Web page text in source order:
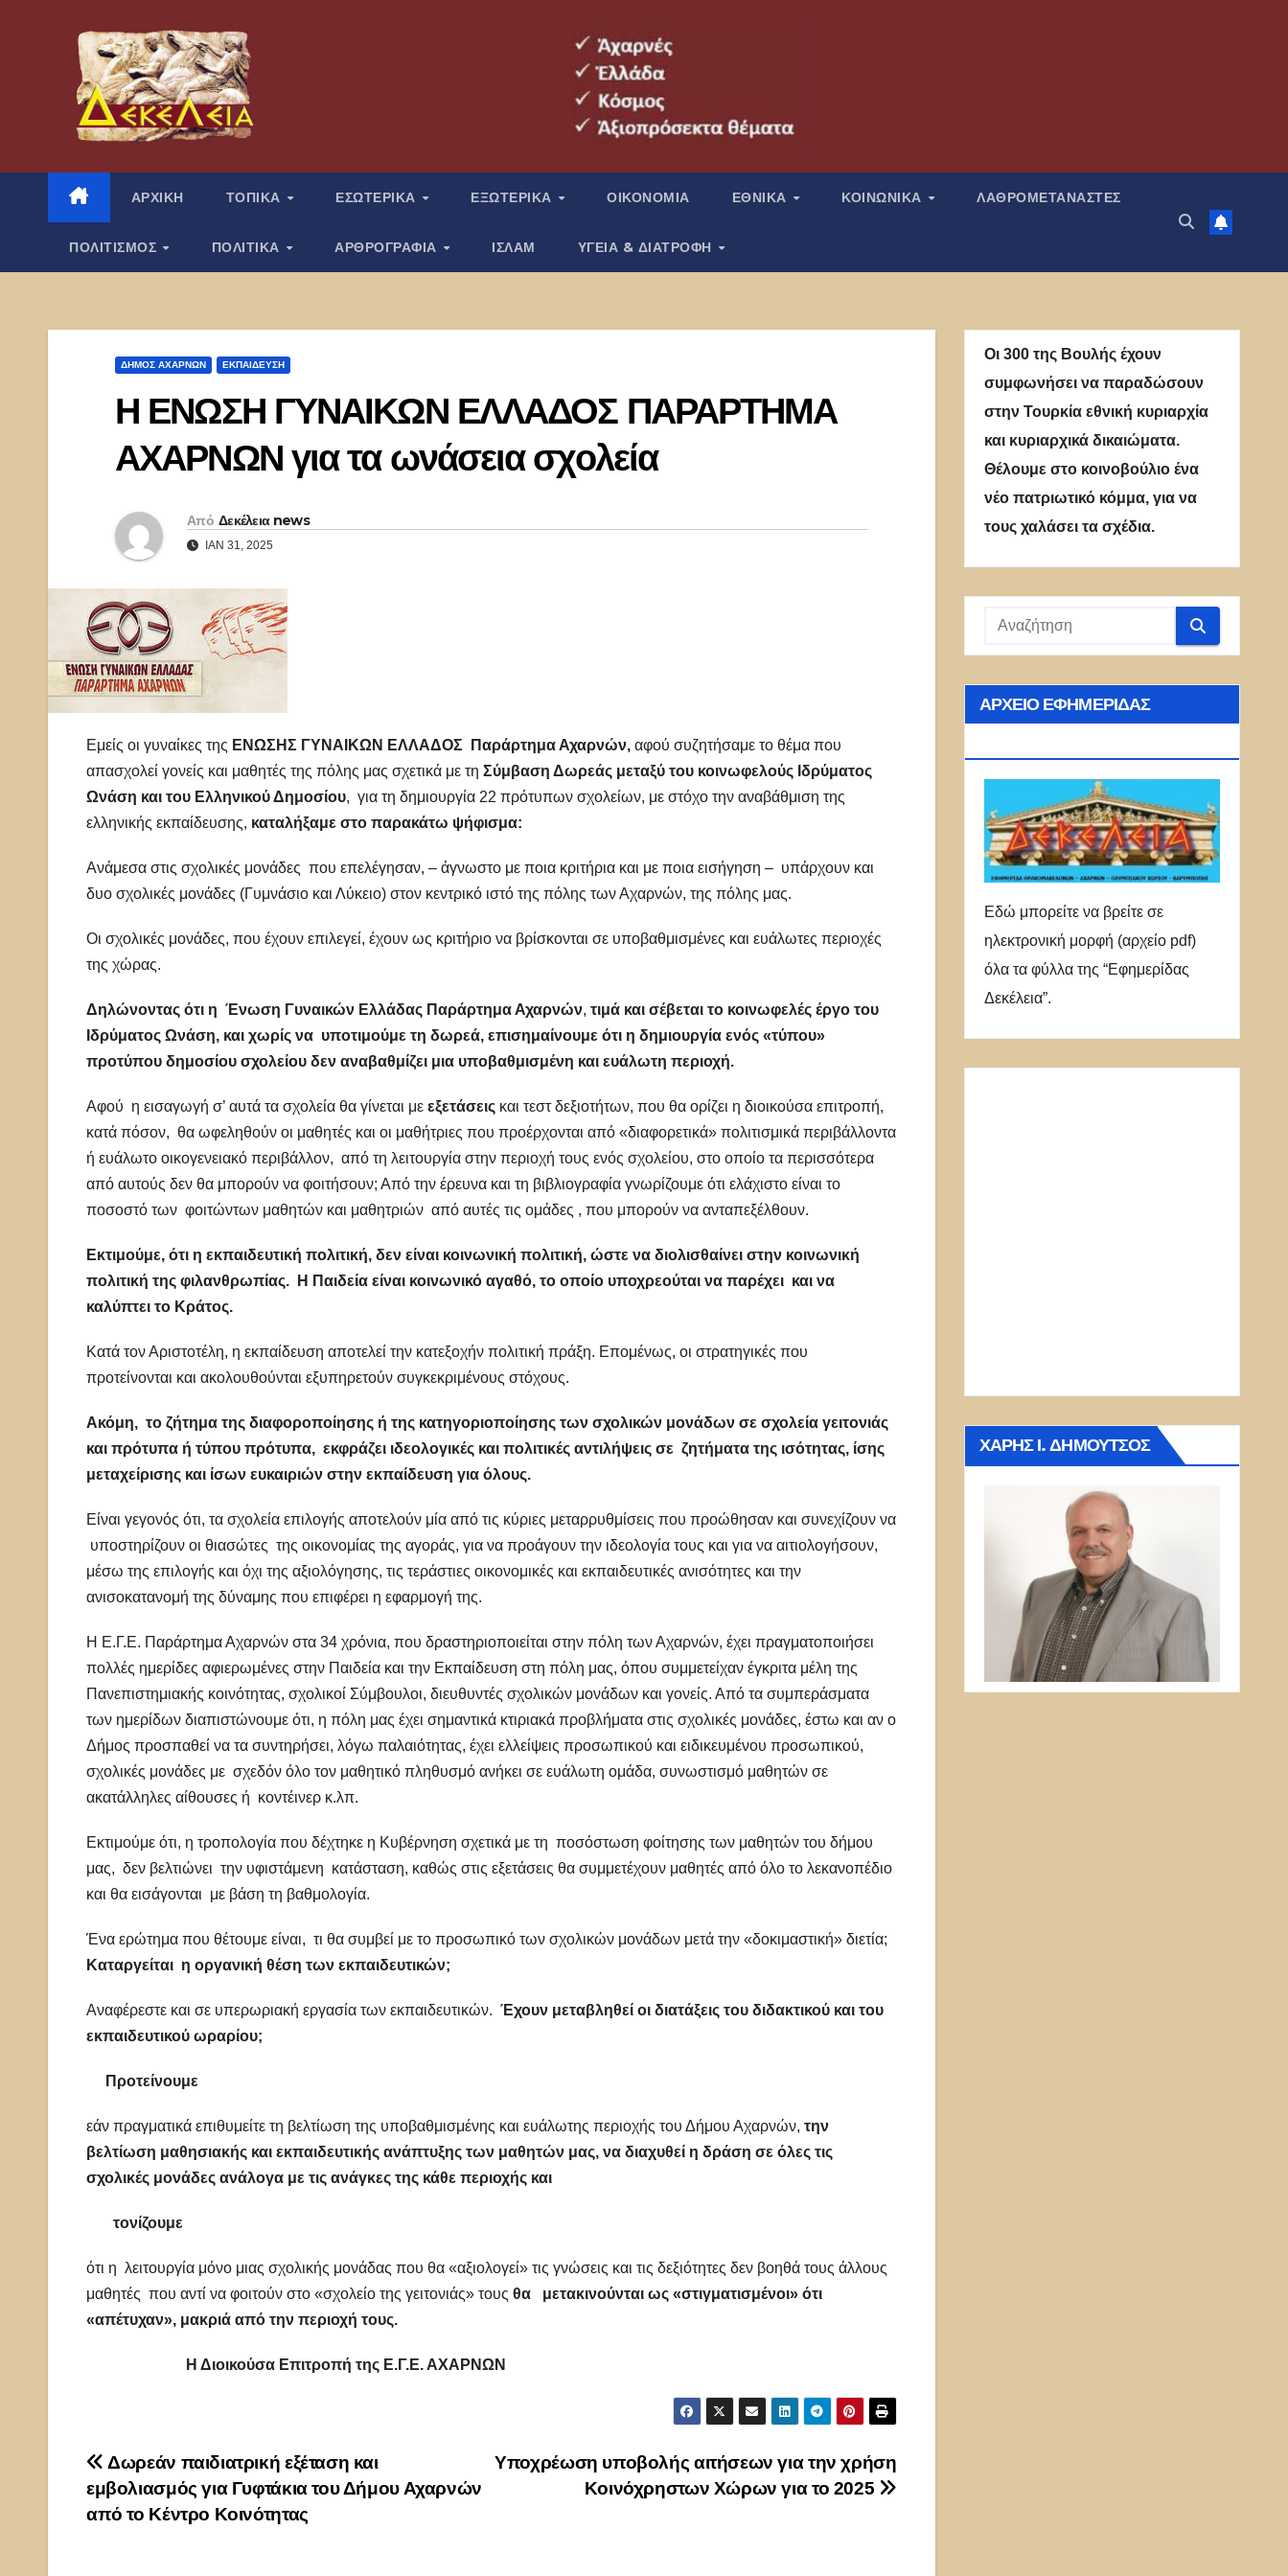
περιεχόμενο
ΑΡΧΙΚΗ ΤΟΠΙΚΑ ΕΣΩΤΕΡΙΚΑ ΕΞΩΤΕΡΙΚΑ ΟΙΚΟΝΟΜΙΑ ΕΘΝΙΚΑ ΚΟΙΝΩΝΙΚΑ ΛΑΘΡΟΜΕΤΑΝΑΣΤΕΣ
ΠΟΛΙΤΙΣΜΟΣ ΠΟΛΙΤΙΚΑ ΑΡΘΡΟΓΡΑΦΙΑ ΙΣΛΑΜ ΥΓΕΙΑ & ΔΙΑΤΡΟΦΗ
ΔΉΜΟΣ ΑΧΑΡΝΏΝ ΕΚΠΑΊΔΕΥΣΗ
Η ΕΝΩΣΗ ΓΥΝΑΙΚΩΝ ΕΛΛΑΔΟΣ ΠΑΡΑΡΤΗΜΑ
ΑΧΑΡΝΩΝ για τα ωνάσεια σχολεία
Από Δεκέλεια news
ΙΑΝ 31, 2025
Εμείς οι γυναίκες της ΕΝΩΣΗΣ ΓΥΝΑΙΚΩΝ ΕΛΛΑΔΟΣ Παράρτημα Αχαρνών, αφού συζητήσαμε το θέμα που
απασχολεί γονείς και μαθητές της πόλης μας σχετικά με τη Σύμβαση Δωρεάς μεταξύ του κοινωφελούς Ιδρύματος
Ωνάση και του Ελληνικού Δημοσίου, για τη δημιουργία 22 πρότυπων σχολείων, με στόχο την αναβάθμιση της
ελληνικής εκπαίδευσης, καταλήξαμε στο παρακάτω ψήφισμα:
Ανάμεσα στις σχολικές μονάδες που επελέγησαν, – άγνωστο με ποια κριτήρια και με ποια εισήγηση – υπάρχουν και
δυο σχολικές μονάδες (Γυμνάσιο και Λύκειο) στον κεντρικό ιστό της πόλης των Αχαρνών, της πόλης μας.
Οι σχολικές μονάδες, που έχουν επιλεγεί, έχουν ως κριτήριο να βρίσκονται σε υποβαθμισμένες και ευάλωτες περιοχές
της χώρας.
Δηλώνοντας ότι η Ένωση Γυναικών Ελλάδας Παράρτημα Αχαρνών, τιμά και σέβεται το κοινωφελές έργο του
Ιδρύματος Ωνάση, και χωρίς να υποτιμούμε τη δωρεά, επισημαίνουμε ότι η δημιουργία ενός «τύπου»
προτύπου δημοσίου σχολείου δεν αναβαθμίζει μια υποβαθμισμένη και ευάλωτη περιοχή.
Αφού η εισαγωγή σ’ αυτά τα σχολεία θα γίνεται με εξετάσεις και τεστ δεξιοτήτων, που θα ορίζει η διοικούσα επιτροπή,
κατά πόσον, θα ωφεληθούν οι μαθητές και οι μαθήτριες που προέρχονται από «διαφορετικά» πολιτισμικά περιβάλλοντα
ή ευάλωτο οικογενειακό περιβάλλον, από τη λειτουργία στην περιοχή τους ενός σχολείου, στο οποίο τα περισσότερα
από αυτούς δεν θα μπορούν να φοιτήσουν; Από την έρευνα και τη βιβλιογραφία γνωρίζουμε ότι ελάχιστο είναι το
ποσοστό των φοιτώντων μαθητών και μαθητριών από αυτές τις ομάδες , που μπορούν να ανταπεξέλθουν.
Εκτιμούμε, ότι η εκπαιδευτική πολιτική, δεν είναι κοινωνική πολιτική, ώστε να διολισθαίνει στην κοινωνική
πολιτική της φιλανθρωπίας. Η Παιδεία είναι κοινωνικό αγαθό, το οποίο υποχρεούται να παρέχει και να
καλύπτει το Κράτος.
Κατά τον Αριστοτέλη, η εκπαίδευση αποτελεί την κατεξοχήν πολιτική πράξη. Επομένως, οι στρατηγικές που
προτείνονται και ακολουθούνται εξυπηρετούν συγκεκριμένους στόχους.
Ακόμη, το ζήτημα της διαφοροποίησης ή της κατηγοριοποίησης των σχολικών μονάδων σε σχολεία γειτονιάς
και πρότυπα ή τύπου πρότυπα, εκφράζει ιδεολογικές και πολιτικές αντιλήψεις σε ζητήματα της ισότητας, ίσης
μεταχείρισης και ίσων ευκαιριών στην εκπαίδευση για όλους.
Είναι γεγονός ότι, τα σχολεία επιλογής αποτελούν μία από τις κύριες μεταρρυθμίσεις που προώθησαν και συνεχίζουν να
υποστηρίζουν οι θιασώτες της οικονομίας της αγοράς, για να προάγουν την ιδεολογία τους και για να αιτιολογήσουν,
μέσω της επιλογής και όχι της αξιολόγησης, τις τεράστιες οικονομικές και εκπαιδευτικές ανισότητες και την
ανισοκατανομή της δύναμης που επιφέρει η εφαρμογή της.
Η Ε.Γ.Ε. Παράρτημα Αχαρνών στα 34 χρόνια, που δραστηριοποιείται στην πόλη των Αχαρνών, έχει πραγματοποιήσει
πολλές ημερίδες αφιερωμένες στην Παιδεία και την Εκπαίδευση στη πόλη μας, όπου συμμετείχαν έγκριτα μέλη της
Πανεπιστημιακής κοινότητας, σχολικοί Σύμβουλοι, διευθυντές σχολικών μονάδων και γονείς. Από τα συμπεράσματα
των ημερίδων διαπιστώνουμε ότι, η πόλη μας έχει σημαντικά κτιριακά προβλήματα στις σχολικές μονάδες, έστω και αν ο
Δήμος προσπαθεί να τα συντηρήσει, λόγω παλαιότητας, έχει ελλείψεις προσωπικού και ειδικευμένου προσωπικού,
σχολικές μονάδες με σχεδόν όλο τον μαθητικό πληθυσμό ανήκει σε ευάλωτη ομάδα, συνωστισμό μαθητών σε
ακατάλληλες αίθουσες ή κοντέινερ κ.λπ.
Εκτιμούμε ότι, η τροπολογία που δέχτηκε η Κυβέρνηση σχετικά με τη ποσόστωση φοίτησης των μαθητών του δήμου
μας, δεν βελτιώνει την υφιστάμενη κατάσταση, καθώς στις εξετάσεις θα συμμετέχουν μαθητές από όλο το λεκανοπέδιο
και θα εισάγονται με βάση τη βαθμολογία.
Ένα ερώτημα που θέτουμε είναι, τι θα συμβεί με το προσωπικό των σχολικών μονάδων μετά την «δοκιμαστική» διετία;
Καταργείται η οργανική θέση των εκπαιδευτικών;
Αναφέρεστε και σε υπερωριακή εργασία των εκπαιδευτικών. Έχουν μεταβληθεί οι διατάξεις του διδακτικού και του
εκπαιδευτικού ωραρίου;
Προτείνουμε
εάν πραγματικά επιθυμείτε τη βελτίωση της υποβαθμισμένης και ευάλωτης περιοχής του Δήμου Αχαρνών, την
βελτίωση μαθησιακής και εκπαιδευτικής ανάπτυξης των μαθητών μας, να διαχυθεί η δράση σε όλες τις
σχολικές μονάδες ανάλογα με τις ανάγκες της κάθε περιοχής και
τονίζουμε
ότι η λειτουργία μόνο μιας σχολικής μονάδας που θα «αξιολογεί» τις γνώσεις και τις δεξιότητες δεν βοηθά τους άλλους
μαθητές που αντί να φοιτούν στο «σχολείο της γειτονιάς» τους θα μετακινούνται ως «στιγματισμένοι» ότι
«απέτυχαν», μακριά από την περιοχή τους.
Η Διοικούσα Επιτροπή της Ε.Γ.Ε. ΑΧΑΡΝΩΝ
Πλοήγηση
άρθρων
Υποχρέωση υποβολής αιτήσεων για την χρήση
Κοινόχρηστων Χώρων για το 2025
Δωρεάν παιδιατρική εξέταση και
εμβολιασμός για Γυφτάκια του Δήμου Αχαρνών
από το Κέντρο Κοινότητας
Οι 300 της Βουλής έχουν
συμφωνήσει να παραδώσουν
στην Τουρκία εθνική κυριαρχία
και κυριαρχικά δικαιώματα.
Θέλουμε στο κοινοβούλιο ένα
νέο πατριωτικό κόμμα, για να
τους χαλάσει τα σχέδια.
ΑΡΧΕΊΟ ΕΦΗΜΕΡΊΔΑΣ
Εδώ μπορείτε να βρείτε σε
ηλεκτρονική μορφή (αρχείο pdf)
όλα τα φύλλα της “Εφημερίδας
Δεκέλεια”.
ΧΆΡΗΣ Ι. ΔΗΜΟΎΤΣΟΣ